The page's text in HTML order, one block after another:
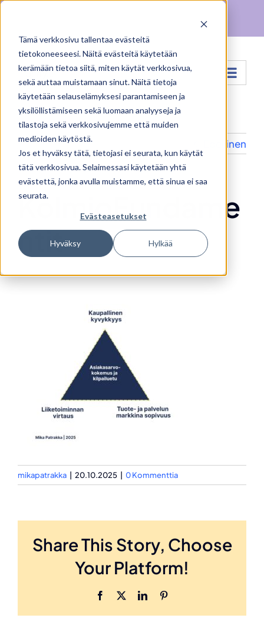
Tämä verkkosivu tallentaa evästeitä
tietokoneeseesi. Näitä evästeitä käytetään
kerämään tietoa siitä, miten käytät verkkosivua,
sekä auttaa muistamaan sinut. Näitä tietoja
käytetään selauselämyksesi parantamiseen ja
yksilöllistämiseen sekä luomaan analyyseja ja
tilastoja sekä verkkosivujemme että muiden
medioiden käytöstä.
Jos et hyväksy tätä, tietojasi ei seurata, kun käytät
tätä verkkosivua. Selaimessasi käytetään yhtä
evästettä, jonka avulla muistamme, että sinua ei saa
seurata.
Evästeasetukset
Hyväksy Hylkää
Skip
content
Siirry...
Edellinen
KolmioFundame
ntit
mikapatrakka 20.10.2025 0 Kommenttia
Share This Story, Choose
Your Platform!
Facebook LinkedIn